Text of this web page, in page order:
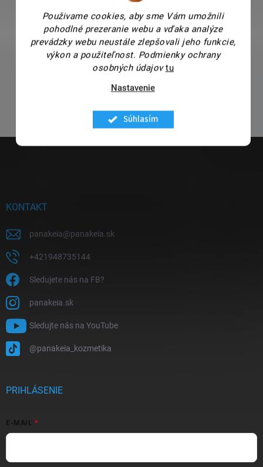
Použivame cookies, aby sme Vám umožnili
pohodlné prezeranie webu a vďaka analýze
prevádzky webu neustále zlepšovali jeho funkcie,
výkon a použiteľnost. Podmienky ochrany
osobných údajov tu
Nastavenie
Súhlasím
DOPRAVA ZDARMA NAD
60€
Pri nákupe nad 60€, máte u nás
PORADENSTVO S
VÝBEROM PRODUKTU
S každým nákupom Vám ochotne
KONTAKT
panakeia@panakeia.sk
+421948735144
Sledujete nás na FB?
panakeia.sk
Sledujte nás na YouTube
@panakeia_kozmetika
PRIHLÁSENIE
E-MAIL